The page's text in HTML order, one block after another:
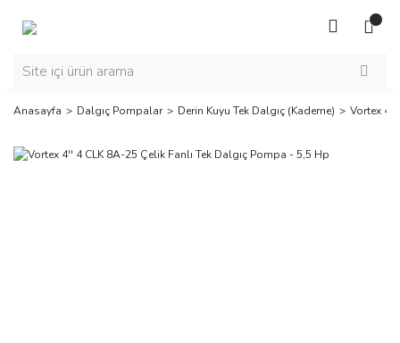
Anasayfa Dalgıç Pompalar Derin Kuyu Tek Dalgıç (Kademe) Vortex 4''